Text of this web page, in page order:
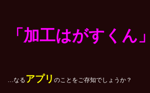
「加工はがすくん」
…なる アプリ のことをご存知でしょうか？